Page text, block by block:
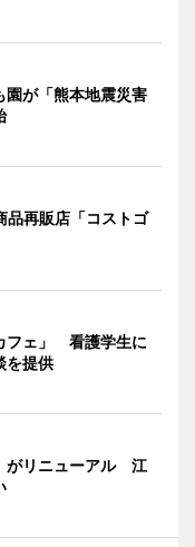
園が「熊本地震災害
品再販店「コストゴ
フェ」 看護学生に
を提供
がリニューアル 江